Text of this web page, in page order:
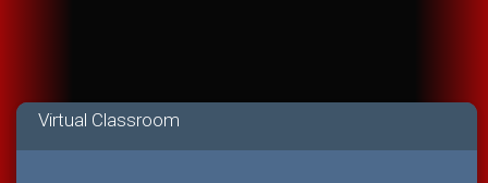
Virtual Classroom